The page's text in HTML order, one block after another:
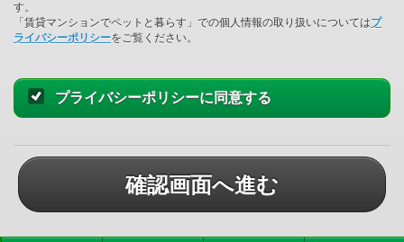
す。
「賃貸マンションでペットと暮らす」での個人情報の取り扱いについてはプ
ライバシーポリシーをご覧ください。
プライバシーポリシーに同意する
確認画面へ進む